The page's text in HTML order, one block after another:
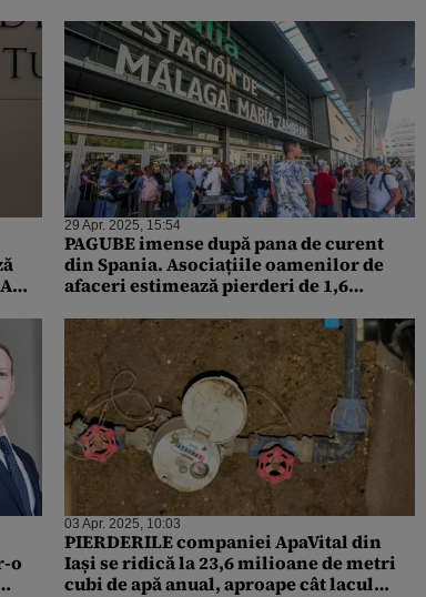
29 Apr. 2025, 15:54
PAGUBE imense după pana de curent
din Spania. Asociațiile oamenilor de
afaceri estimează pierderi de 1,6
o
03 Apr. 2025, 10:03
PIERDERILE companiei ApaVital din
Iași se ridică la 23,6 milioane de metri
cubi de apă anual, aproape cât lacul